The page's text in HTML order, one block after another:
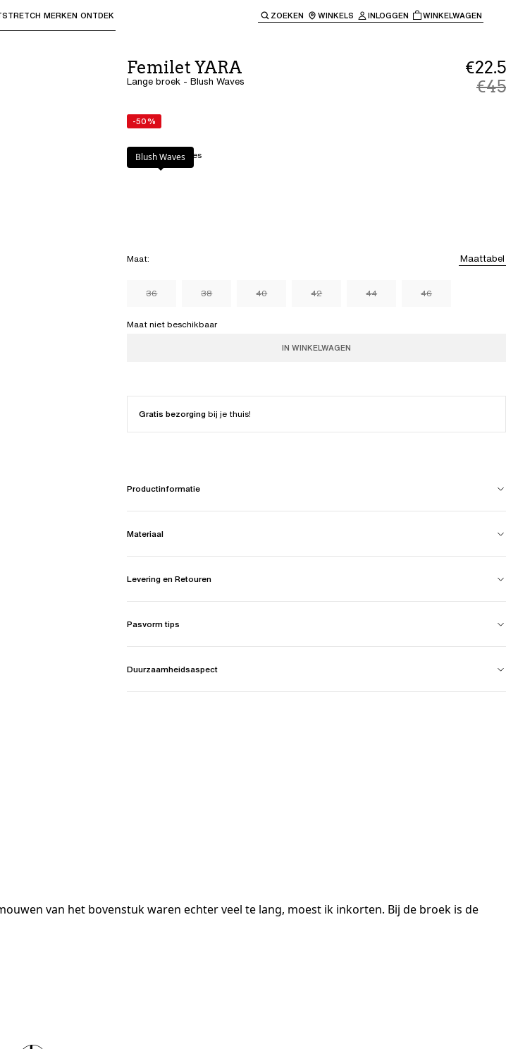
omhoog" of "Escape" om terug te keren naar de hoofdnavigatie.
MERKEN ONTDEK ZOEKEN WINKELS INLOGGEN WINKELWAGEN
Femilet YARA
Lange broek - Blush Waves
€22.5
€45
-50%
Kleur: Blush Waves
Blush Waves
Maat: Maattabel
36 38 40 42 44 46
Maat niet beschikbaar
IN WINKELWAGEN
Gratis bezorgingbij je thuis!
Productinformatie
Materiaal
Levering en Retouren
Pasvorm tips
Duurzaamheidsaspect
van het bovenstuk waren echter veel te lang, moest ik inkorten. Bij de broek is de